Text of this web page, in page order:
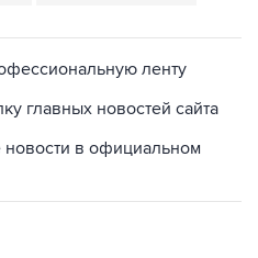
ленту
главных новостей сайта
новости в официальном